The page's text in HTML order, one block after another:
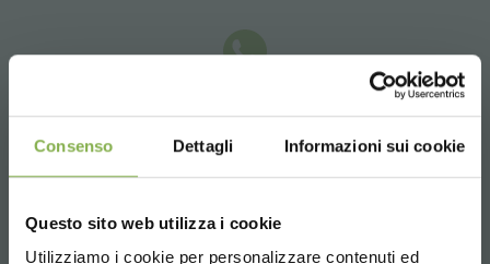
Consenso Dettagli Informazioni sui cookie
Questo sito web utilizza i cookie
Utilizziamo i cookie per personalizzare contenuti ed
Whatsapp
Anfrage Informationen
+39 3457719939